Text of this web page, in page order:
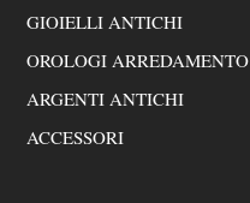
GIOIELLI ANTICHI
OROLOGI ARREDAMENTO
ARGENTI ANTICHI
ACCESSORI